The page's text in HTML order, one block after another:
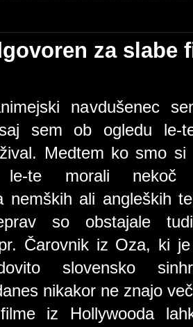
za slabe
navdušenec
sem ob ogledu le-
Medtem ko smo si
le-te morali nekoč
nemških ali angleških
so obstajale
Čarovnik iz Oza, ki
slovensko
nikakor ne znajo
iz Hollywooda